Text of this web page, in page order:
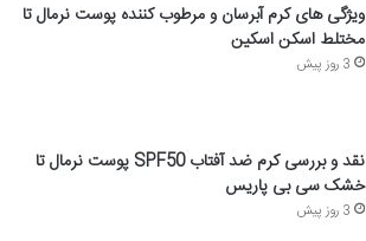
ویژگی های کرم آبرسان و مرطوب کننده پوست نرمال تا
مختلط اسکن اسکین
3 روز پیش
نقد و بررسی کرم ضد آفتاب SPF50 پوست نرمال تا
خشک سی بی پاریس
3 روز پیش